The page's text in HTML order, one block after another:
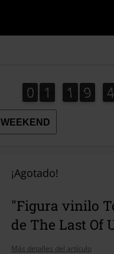
0
0 1
1 1
1 9
9 4
4
WEEKEND
¡Agotado!
"Figura vinilo
de The Last Of
Más detalles del artículo